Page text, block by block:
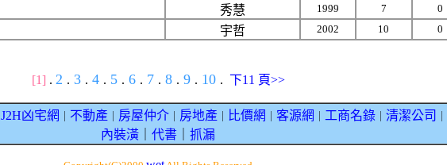
秀慧 1999 7 0
宇哲 2002 10 0
[1] . 2 . 3 . 4 . 5 . 6 . 7 . 8 . 9 . 10 . 下11 頁>>
J2H凶宅網 不動產｜ 房屋仲介｜ 房地產｜ 比價網 客源網 工商名錄｜ 清潔公司
內裝潢
代書 抓漏